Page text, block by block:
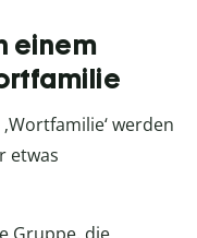
einem
werden
etwas